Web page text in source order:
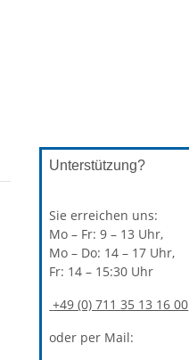
Unterstützung?
Sie erreichen uns:
Mo – Fr: 9 – 13 Uhr,
Mo – Do: 14 – 17 Uhr,
Fr: 14 – 15:30 Uhr
+49 (0) 711 35 13 16 00
oder per Mail: